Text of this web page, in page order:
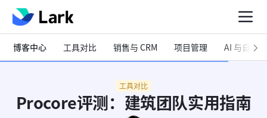
博客中心 工具对比 销售与 CRM 项目管理 AI 与自动化
工具对比
Procore评测：建筑团队实用指南